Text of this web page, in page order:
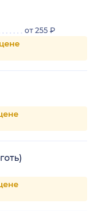
от 255 ₽